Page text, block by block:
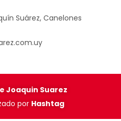
Suárez, Canelones
Joaquin Suarez
por Hashtag